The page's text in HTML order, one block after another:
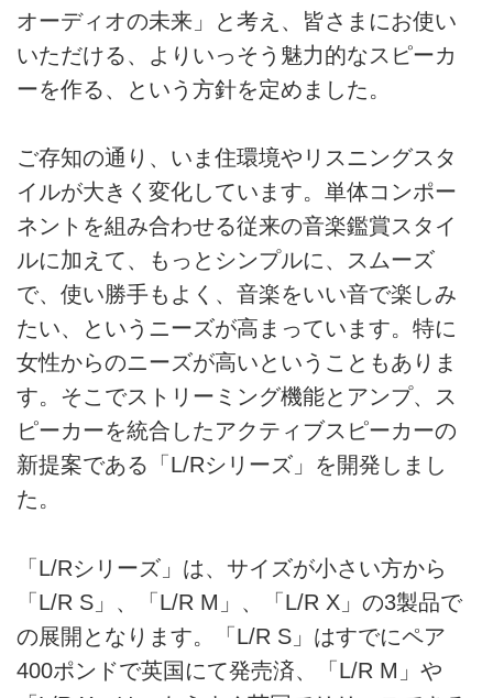
オーディオの未来」と考え、皆さまにお使い
いただける、よりいっそう魅力的なスピーカ
ーを作る、という方針を定めました。
ご存知の通り、いま住環境やリスニングスタ
イルが大きく変化しています。単体コンポー
ネントを組み合わせる従来の音楽鑑賞スタイ
ルに加えて、もっとシンプルに、スムーズ
で、使い勝手もよく、音楽をいい音で楽しみ
たい、というニーズが高まっています。特に
女性からのニーズが高いということもありま
す。そこでストリーミング機能とアンプ、ス
ピーカーを統合したアクティブスピーカーの
新提案である「L/Rシリーズ」を開発しまし
た。
「L/Rシリーズ」は、サイズが小さい方から
「L/R S」、「L/R M」、「L/R X」の3製品で
の展開となります。「L/R S」はすでにペア
400ポンドで英国にて発売済、「L/R M」や